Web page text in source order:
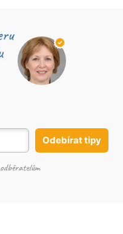
Odebírat tipy